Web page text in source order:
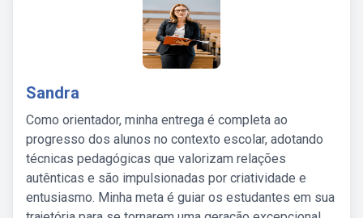
Sandra
Como orientador, minha entrega é completa ao
progresso dos alunos no contexto escolar, adotando
técnicas pedagógicas que valorizam relações
autênticas e são impulsionadas por criatividade e
entusiasmo. Minha meta é guiar os estudantes em sua